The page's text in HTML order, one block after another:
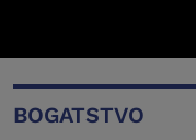
BOGATSTVO